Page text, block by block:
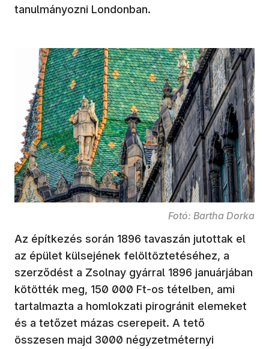
tanulmányozni Londonban.
Fotó: Bartha Dorka
Az építkezés során 1896 tavaszán jutottak el
az épület külsejének felöltöztetéséhez, a
szerződést a Zsolnay gyárral 1896 januárjában
kötötték meg, 150 000 Ft-os tételben, ami
tartalmazta a homlokzati pirogránit elemeket
és a tetőzet mázas cserepeit. A tető
összesen majd 3000 négyzetméternyi